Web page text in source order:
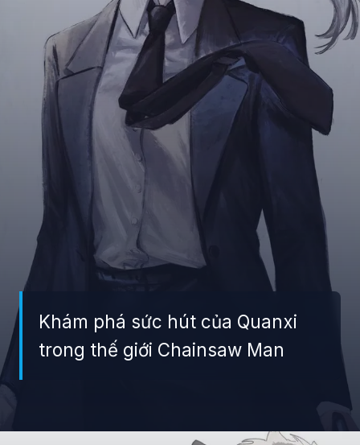
Khám phá sức hút của Quanxi
trong thế giới Chainsaw Man